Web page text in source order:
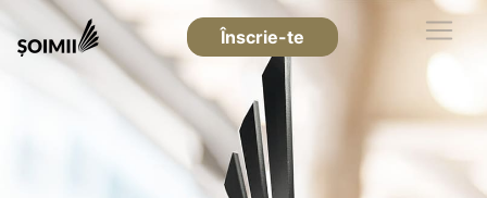
Înscrie-te